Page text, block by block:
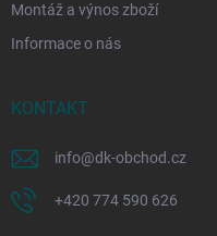
Montáž a výnos zboží
Informace o nás
KONTAKT
info@dk-obchod.cz
+420 774 590 626